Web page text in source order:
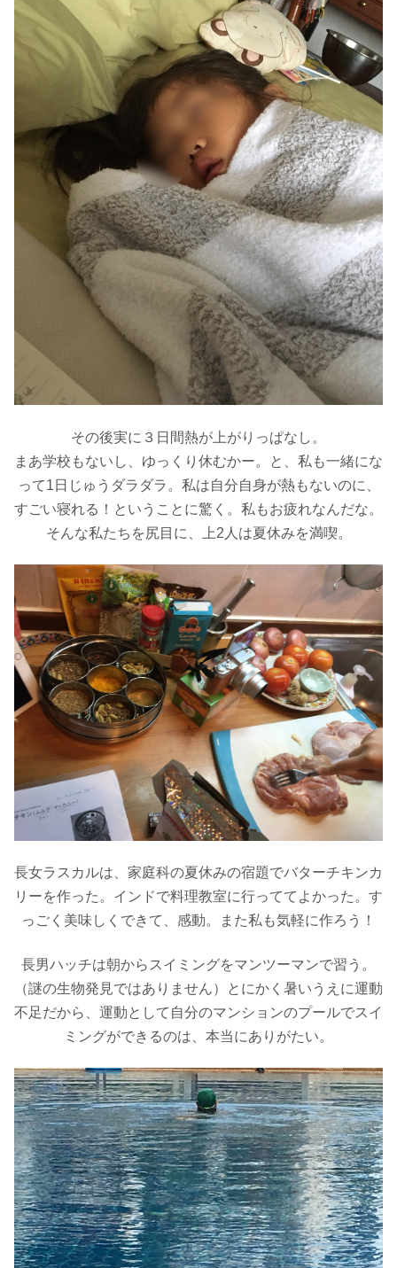
その後実に３日間熱が上がりっぱなし。
まあ学校もないし、ゆっくり休むかー。と、私も一緒にな
って1日じゅうダラダラ。私は自分自身が熱もないのに、
すごい寝れる！ということに驚く。私もお疲れなんだな。
そんな私たちを尻目に、上2人は夏休みを満喫。
長女ラスカルは、家庭科の夏休みの宿題でバターチキンカ
リーを作った。インドで料理教室に行っててよかった。す
っごく美味しくできて、感動。また私も気軽に作ろう！
長男ハッチは朝からスイミングをマンツーマンで習う。
（謎の生物発見ではありません）とにかく暑いうえに運動
不足だから、運動として自分のマンションのプールでスイ
ミングができるのは、本当にありがたい。